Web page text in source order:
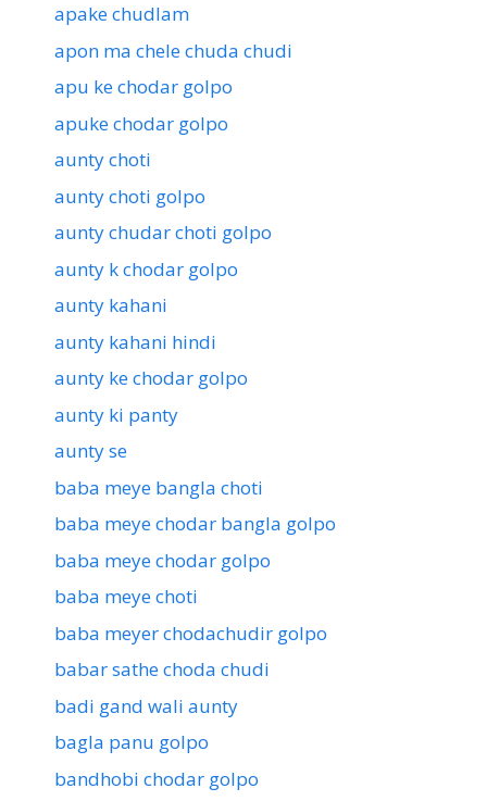
apake chudlam
apon ma chele chuda chudi
apu ke chodar golpo
apuke chodar golpo
aunty choti
aunty choti golpo
aunty chudar choti golpo
aunty k chodar golpo
aunty kahani
aunty kahani hindi
aunty ke chodar golpo
aunty ki panty
aunty se
baba meye bangla choti
baba meye chodar bangla golpo
baba meye chodar golpo
baba meye choti
baba meyer chodachudir golpo
babar sathe choda chudi
badi gand wali aunty
bagla panu golpo
bandhobi chodar golpo